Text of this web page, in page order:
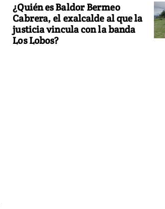
¿Quién es Baldor Bermeo
Cabrera, el exalcalde al que la
justicia vincula con la banda
Los Lobos?